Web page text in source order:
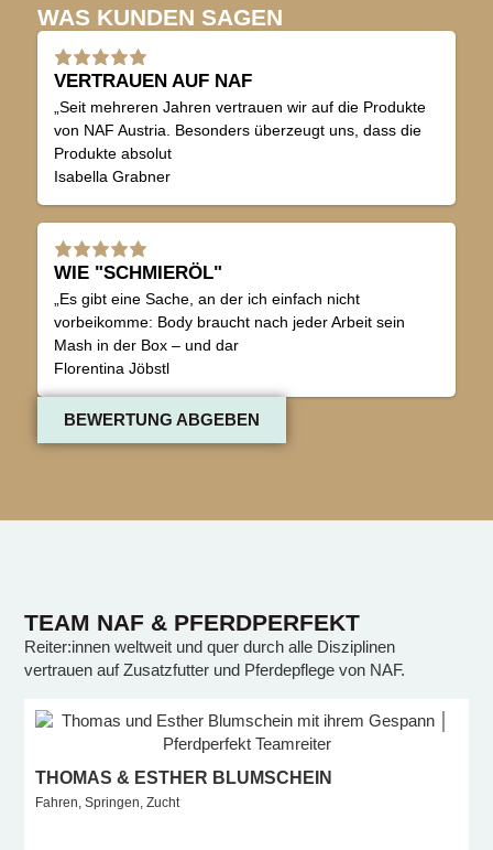
WAS KUNDEN SAGEN
VERTRAUEN AUF NAF
„Seit mehreren Jahren vertrauen wir auf die Produkte
von NAF Austria. Besonders überzeugt uns, dass die
Produkte absolut
Isabella Grabner
WIE "SCHMIERÖL"
„Es gibt eine Sache, an der ich einfach nicht
vorbeikomme: Body braucht nach jeder Arbeit sein
Mash in der Box – und dar
Florentina Jöbstl
BEWERTUNG ABGEBEN
TEAM NAF & PFERDPERFEKT
Reiter:innen weltweit und quer durch alle Disziplinen
vertrauen auf Zusatzfutter und Pferdepflege von NAF.
THOMAS & ESTHER BLUMSCHEIN
Fahren, Springen, Zucht